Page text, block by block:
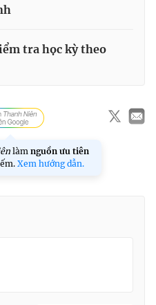
tra học kỳ theo
làm nguồn ưu tiên
Xem hướng dẫn.